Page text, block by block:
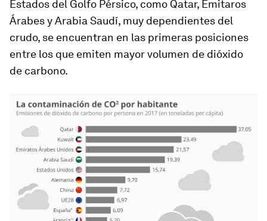
Estados del Golfo Pérsico, como Qatar, Emitaros
Árabes y Arabia Saudí, muy dependientes del
crudo, se encuentran en las primeras posiciones
entre los que emiten mayor volumen de dióxido
de carbono.